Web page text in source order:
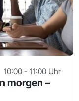
10:00 - 11:00 Uhr
morgen –